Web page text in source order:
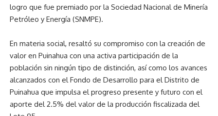
logro que fue premiado por la Sociedad Nacional de Minería
Petróleo y Energía (SNMPE).
En materia social, resaltó su compromiso con la creación de
valor en Puinahua con una activa participación de la
población sin ningún tipo de distinción, así como los avances
alcanzados con el Fondo de Desarrollo para el Distrito de
Puinahua que impulsa el progreso presente y futuro con el
aporte del 2.5% del valor de la producción fiscalizada del